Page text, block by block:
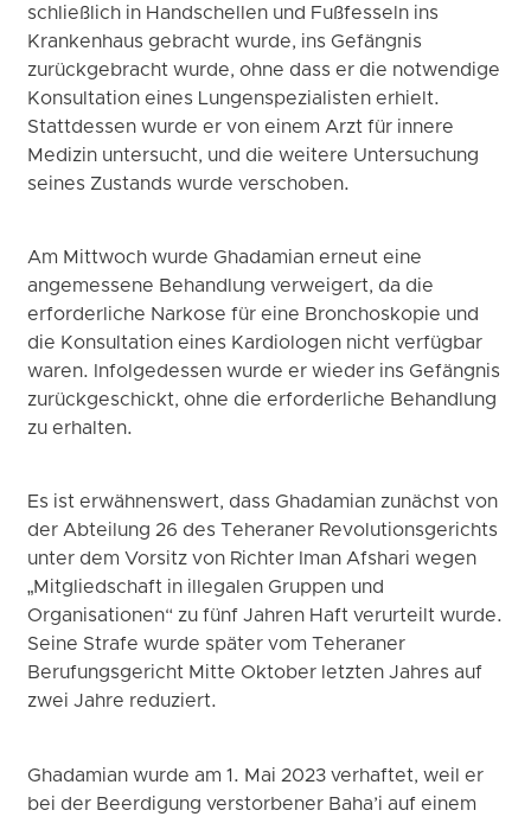
schließlich in Handschellen und Fußfesseln ins
Krankenhaus gebracht wurde, ins Gefängnis
zurückgebracht wurde, ohne dass er die notwendige
Konsultation eines Lungenspezialisten erhielt.
Stattdessen wurde er von einem Arzt für innere
Medizin untersucht, und die weitere Untersuchung
seines Zustands wurde verschoben.
Am Mittwoch wurde Ghadamian erneut eine
angemessene Behandlung verweigert, da die
erforderliche Narkose für eine Bronchoskopie und
die Konsultation eines Kardiologen nicht verfügbar
waren. Infolgedessen wurde er wieder ins Gefängnis
zurückgeschickt, ohne die erforderliche Behandlung
zu erhalten.
Es ist erwähnenswert, dass Ghadamian zunächst von
der Abteilung 26 des Teheraner Revolutionsgerichts
unter dem Vorsitz von Richter Iman Afshari wegen
„Mitgliedschaft in illegalen Gruppen und
Organisationen“ zu fünf Jahren Haft verurteilt wurde.
Seine Strafe wurde später vom Teheraner
Berufungsgericht Mitte Oktober letzten Jahres auf
zwei Jahre reduziert.
Ghadamian wurde am 1. Mai 2023 verhaftet, weil er
bei der Beerdigung verstorbener Baha’i auf einem